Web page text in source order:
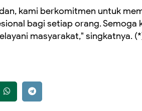
kami berkomitmen untuk
bagi setiap orang. Semoga
masyarakat," singkatnya.